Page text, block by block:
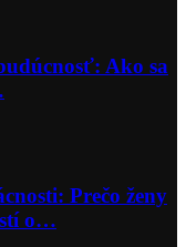
Ako sa
Prečo ženy
o…